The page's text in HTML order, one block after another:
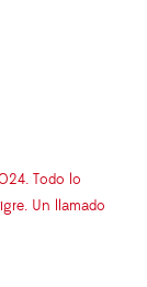
Todo lo
Un llamado